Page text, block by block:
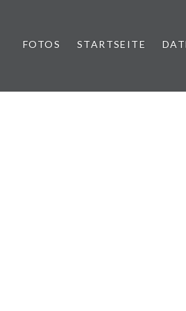
FOTOS STARTSEITE